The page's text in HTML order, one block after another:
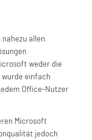
allen
weder die
einfach
Office-Nutzer
Microsoft
jedoch